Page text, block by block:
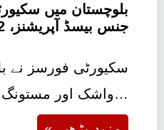
بلوچستان میں
جنس بیسڈ آپریشنز، 12 دہشت گرد ہلاک
سکیورٹی فورسز نے
واشک اور مستونگ میں…